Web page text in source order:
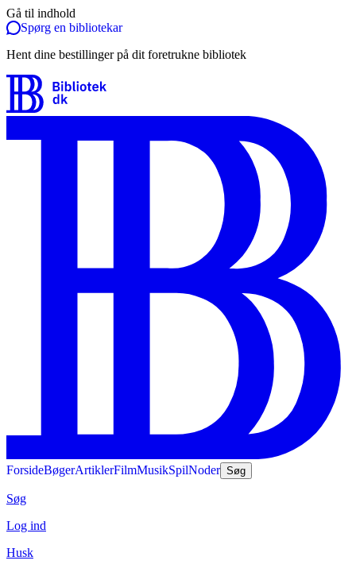
Gå til indhold
Spørg en bibliotekar
Hent dine bestillinger på dit foretrukne bibliotek
ForsideBøgerArtiklerFilmMusikSpilNoder Søg
Søg
Log ind
Husk